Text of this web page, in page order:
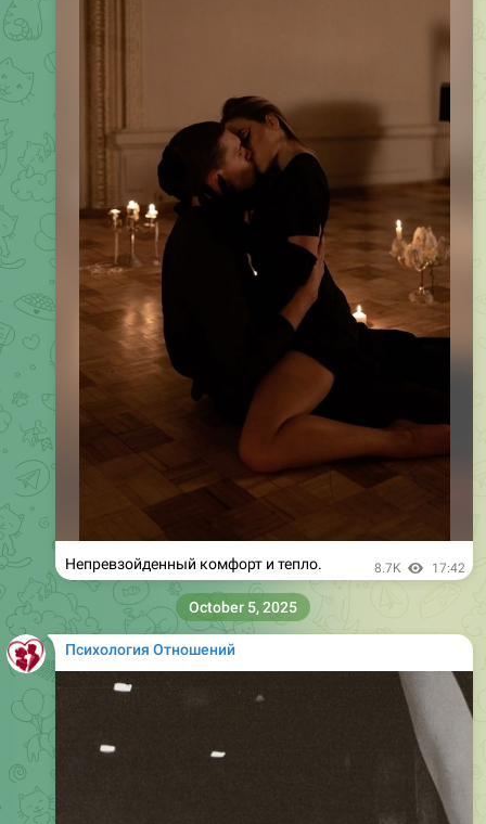
Непревзойденный комфорт и тепло. 8.7K 17:42
Психология Отношений
October 5, 2025